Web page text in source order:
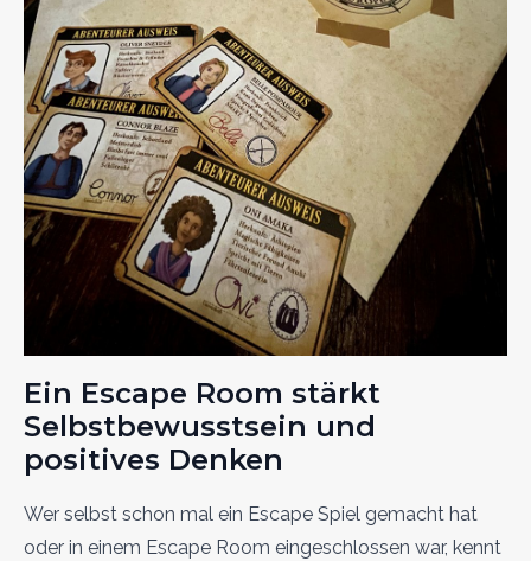
Ein Escape Room stärkt
Selbstbewusstsein und
positives Denken
Wer selbst schon mal ein Escape Spiel gemacht hat
oder in einem Escape Room eingeschlossen war, kennt